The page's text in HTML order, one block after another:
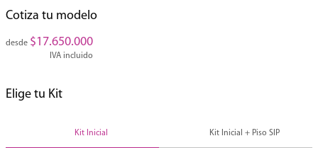
Agenda una asesoría personalizada y descubre cómo el modelo Mirador 117 M²
puede convertirse en la casa de tus sueños o en la mejor inversión de tu vida
Cotiza tu modelo
$17.650.000
IVA incluido
Elige tu Kit
Kit Inicial Kit Inicial + Piso SIP